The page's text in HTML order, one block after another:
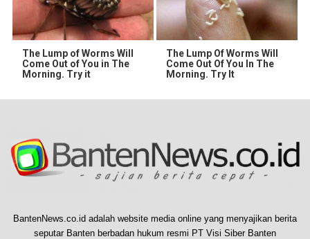
The Lump of Worms Will
Come Out of You in The
Morning. Try it
The Lump Of Worms Will
Come Out Of You In The
Morning. Try It
BantenNews.co.id adalah website media online yang menyajikan berita
seputar Banten berbadan hukum resmi PT Visi Siber Banten